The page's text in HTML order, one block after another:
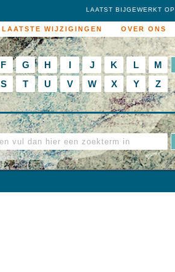
LAATSTE WIJZIGINGEN OVER ONS
LAATST BIJGEWERKT
F G H I J K L
M
S T U V W X Y Z